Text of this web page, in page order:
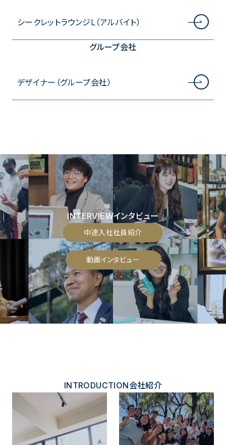
シークレットラウンジL（アルバイト）
グループ会社
デザイナー（グループ会社）
INTERVIEWインタビュー
中途入社社員紹介
動画インタビュー
INTRODUCTION会社紹介